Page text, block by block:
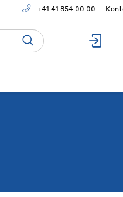
+41 41 854 00 00